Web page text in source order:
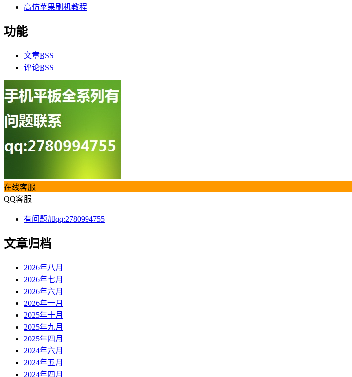
高仿苹果刷机教程
功能
文章RSS
评论RSS
在线客服
QQ客服
有问题加qq:2780994755
文章归档
2026年八月
2026年七月
2026年六月
2026年一月
2025年十月
2025年九月
2025年四月
2024年六月
2024年五月
2024年四月